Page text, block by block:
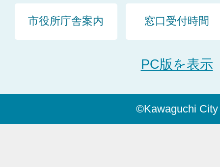
市役所庁舎案内 窓口受付時間
PC版を表示
©Kawaguchi City